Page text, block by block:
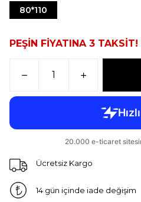
80*110
PEŞİN FİYATINA 3 TAKSİT!
Ücretsiz Kargo
14 gün içinde iade değişim